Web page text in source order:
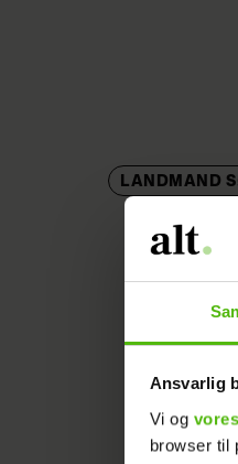
Ansvarlig
Vi og
browser til
LANDMAND